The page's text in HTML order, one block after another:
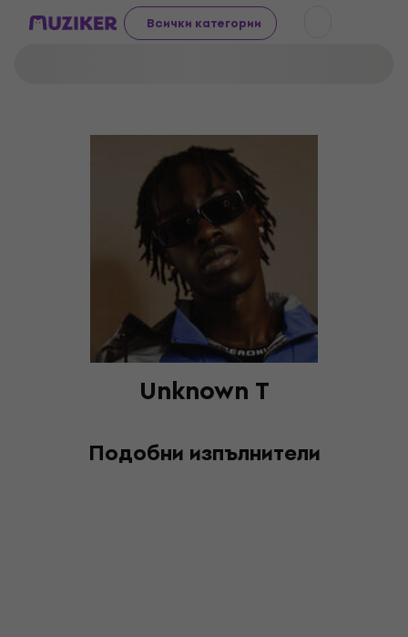
Всички категории
Unknown T
Подобни изпълнители